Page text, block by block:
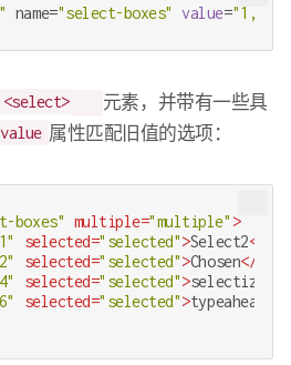
name="select-boxes" value=
<select>
元素，并带有一些具
value 属性匹配旧值的选项：
boxes" multiple="multiple" >
selected="selected">Select2</
selected="selected">Chosen</
selected="selected">selectize.js
selected="selected">typeahead.js